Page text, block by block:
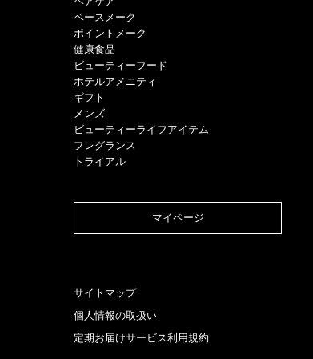
​ベースメーク​
ポイントメーク​
健康食品
ビューティーフード
ホテルアメニティ
ギフト
メンズ
ビューティーライフアイテム
フレグランス
トライアル
マイページ​
サイトマップ
個人情報の取扱い
定期お届けサービス利用規約